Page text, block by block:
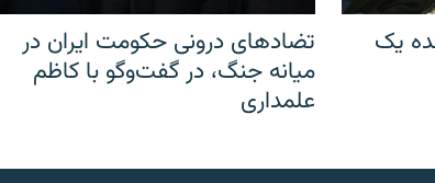
یک
تضادهای درونی حکومت ایران در
میانه جنگ، در گفت‌‌وگو با کاظم
علمداری